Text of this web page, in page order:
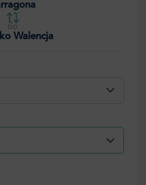
DO
Walencja